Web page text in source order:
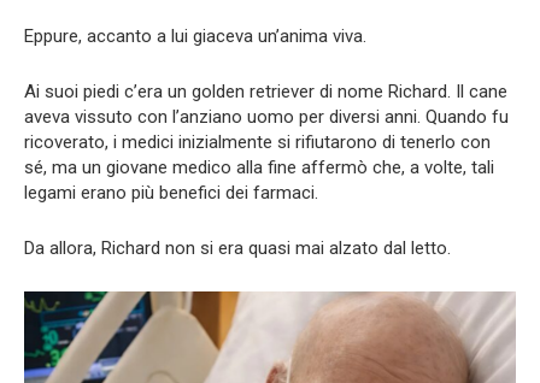
Eppure, accanto a lui giaceva un’anima viva.
Ai suoi piedi c’era un golden retriever di nome Richard. Il cane
aveva vissuto con l’anziano uomo per diversi anni. Quando fu
ricoverato, i medici inizialmente si rifiutarono di tenerlo con
sé, ma un giovane medico alla fine affermò che, a volte, tali
legami erano più benefici dei farmaci.
Da allora, Richard non si era quasi mai alzato dal letto.